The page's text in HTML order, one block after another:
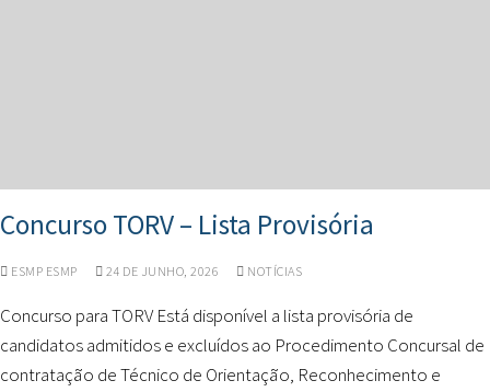
Concurso TORV – Lista Provisória
ESMP ESMP 24 DE JUNHO, 2026 NOTÍCIAS
Concurso para TORV Está disponível a lista provisória de
candidatos admitidos e excluídos ao Procedimento Concursal de
contratação de Técnico de Orientação, Reconhecimento e